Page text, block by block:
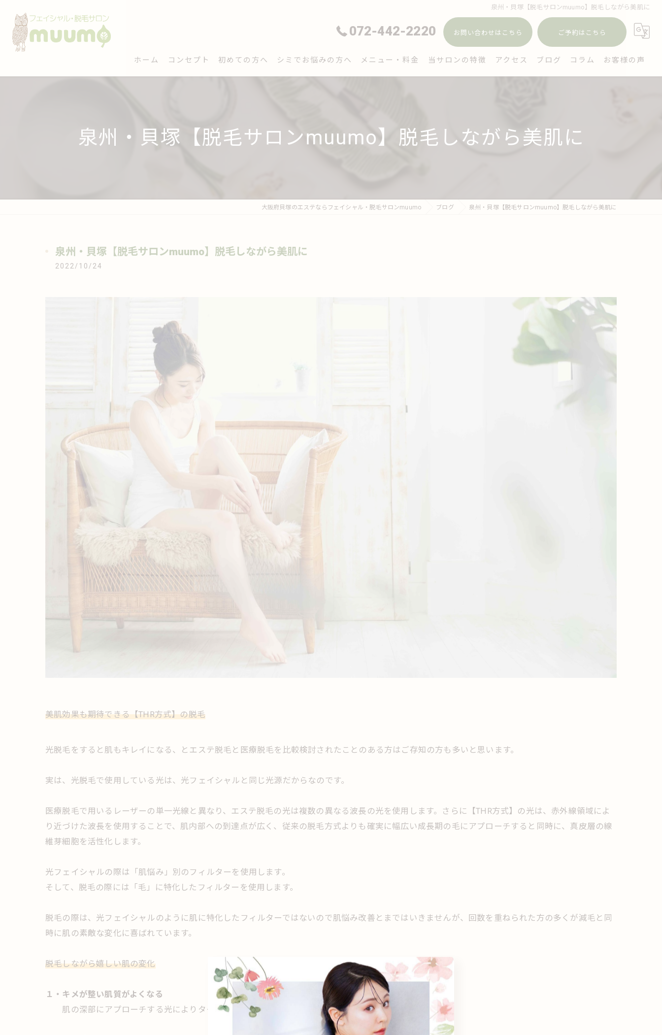
泉州・貝塚【脱毛サロンmuumo】脱毛しながら美肌に
072-442-2220 お問い合わせはこちら ご予約はこちら
ホーム コンセプト 初めての方へ シミでお悩みの方へ メニュー・料金 当サロンの特徴
毛穴
アクセス ブログ コラム お客様の声
泉州・貝塚【脱毛サロンmuumo】脱毛しながら美肌に
大阪府貝塚のエステならフェイシャル・脱毛サロンmuumo ブログ 泉州・貝塚【脱毛サロンmuumo】脱毛しながら美肌に
泉州・貝塚【脱毛サロンmuumo】脱毛しながら美肌に
2022/10/24
美肌効果も期待できる【THR方式】の脱毛
光脱毛をすると肌もキレイになる、とエステ脱毛と医療脱毛を比較検討されたことのある方はご存知の方も多いと思います。
実は、光脱毛で使用している光は、光フェイシャルと同じ光源だからなのです。
医療脱毛で用いるレーザーの単一光線と異なり、エステ脱毛の光は複数の異なる波長の光を使用します。さらに【THR方式】の光は、赤外線領域によ
り近づけた波長を使用することで、肌内部への到達点が広く、従来の脱毛方式よりも確実に幅広い成長期の毛にアプローチすると同時に、真皮層の線
維芽細胞を活性化します。
光フェイシャルの際は「肌悩み」別のフィルターを使用します。
そして、脱毛の際には「毛」に特化したフィルターを使用します。
脱毛の際は、光フェイシャルのように肌に特化したフィルターではないので肌悩み改善とまではいきませんが、回数を重ねられた方の多くが減毛と同
時に肌の素敵な変化に喜ばれています。
脱毛しながら嬉しい肌の変化
１・キメが整い肌質がよくなる
肌の深部にアプローチする光によりターンオーバーが促進される